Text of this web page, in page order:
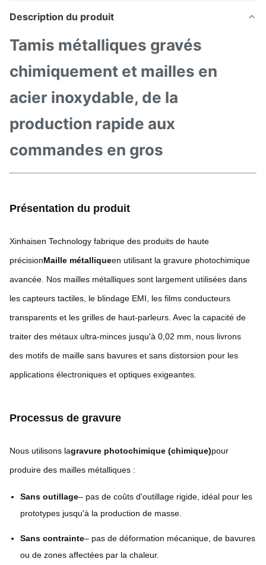
Description du produit
Tamis métalliques gravés
chimiquement et mailles en
acier inoxydable, de la
production rapide aux
commandes en gros
Présentation du produit
Xinhaisen Technology fabrique des produits de haute
précisionMaille métalliqueen utilisant la gravure photochimique
avancée. Nos mailles métalliques sont largement utilisées dans
les capteurs tactiles, le blindage EMI, les films conducteurs
transparents et les grilles de haut-parleurs. Avec la capacité de
traiter des métaux ultra-minces jusqu'à 0,02 mm, nous livrons
des motifs de maille sans bavures et sans distorsion pour les
applications électroniques et optiques exigeantes.
Processus de gravure
Nous utilisons lagravure photochimique (chimique)pour
produire des mailles métalliques :
Sans outillage– pas de coûts d'outillage rigide, idéal pour les
prototypes jusqu'à la production de masse.
Sans contrainte– pas de déformation mécanique, de bavures
ou de zones affectées par la chaleur.